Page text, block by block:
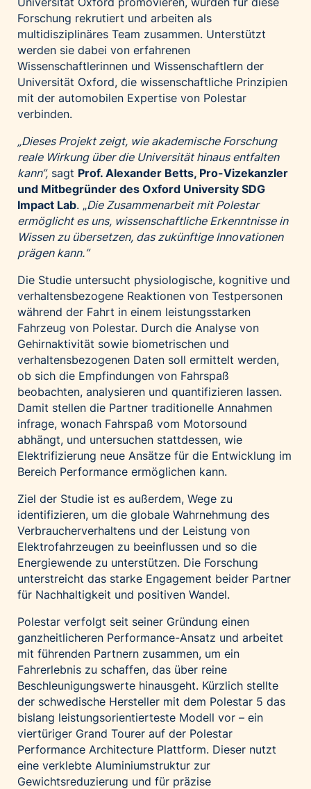
Forschung rekrutiert und arbeiten als
multidisziplinäres Team zusammen. Unterstützt
werden sie dabei von erfahrenen
Wissenschaftlerinnen und Wissenschaftlern der
Universität Oxford, die wissenschaftliche Prinzipien
mit der automobilen Expertise von Polestar
verbinden.
„Dieses Projekt zeigt, wie akademische Forschung
reale Wirkung über die Universität hinaus entfalten
kann“, sagt Prof. Alexander Betts, Pro-Vizekanzler
und Mitbegründer des Oxford University SDG
Impact Lab. „Die Zusammenarbeit mit Polestar
ermöglicht es uns, wissenschaftliche Erkenntnisse in
Wissen zu übersetzen, das zukünftige Innovationen
prägen kann.“
Die Studie untersucht physiologische, kognitive und
verhaltensbezogene Reaktionen von Testpersonen
während der Fahrt in einem leistungsstarken
Fahrzeug von Polestar. Durch die Analyse von
Gehirnaktivität sowie biometrischen und
verhaltensbezogenen Daten soll ermittelt werden,
ob sich die Empfindungen von Fahrspaß
beobachten, analysieren und quantifizieren lassen.
Damit stellen die Partner traditionelle Annahmen
infrage, wonach Fahrspaß vom Motorsound
abhängt, und untersuchen stattdessen, wie
Elektrifizierung neue Ansätze für die Entwicklung im
Bereich Performance ermöglichen kann.
Ziel der Studie ist es außerdem, Wege zu
identifizieren, um die globale Wahrnehmung des
Verbraucherverhaltens und der Leistung von
Elektrofahrzeugen zu beeinflussen und so die
Energiewende zu unterstützen. Die Forschung
unterstreicht das starke Engagement beider Partner
für Nachhaltigkeit und positiven Wandel.
Polestar verfolgt seit seiner Gründung einen
ganzheitlicheren Performance-Ansatz und arbeitet
mit führenden Partnern zusammen, um ein
Fahrerlebnis zu schaffen, das über reine
Beschleunigungswerte hinausgeht. Kürzlich stellte
der schwedische Hersteller mit dem Polestar 5 das
bislang leistungsorientierteste Modell vor – ein
viertüriger Grand Tourer auf der Polestar
Performance Architecture Plattform. Dieser nutzt
eine verklebte Aluminiumstruktur zur
Gewichtsreduzierung und für präzise